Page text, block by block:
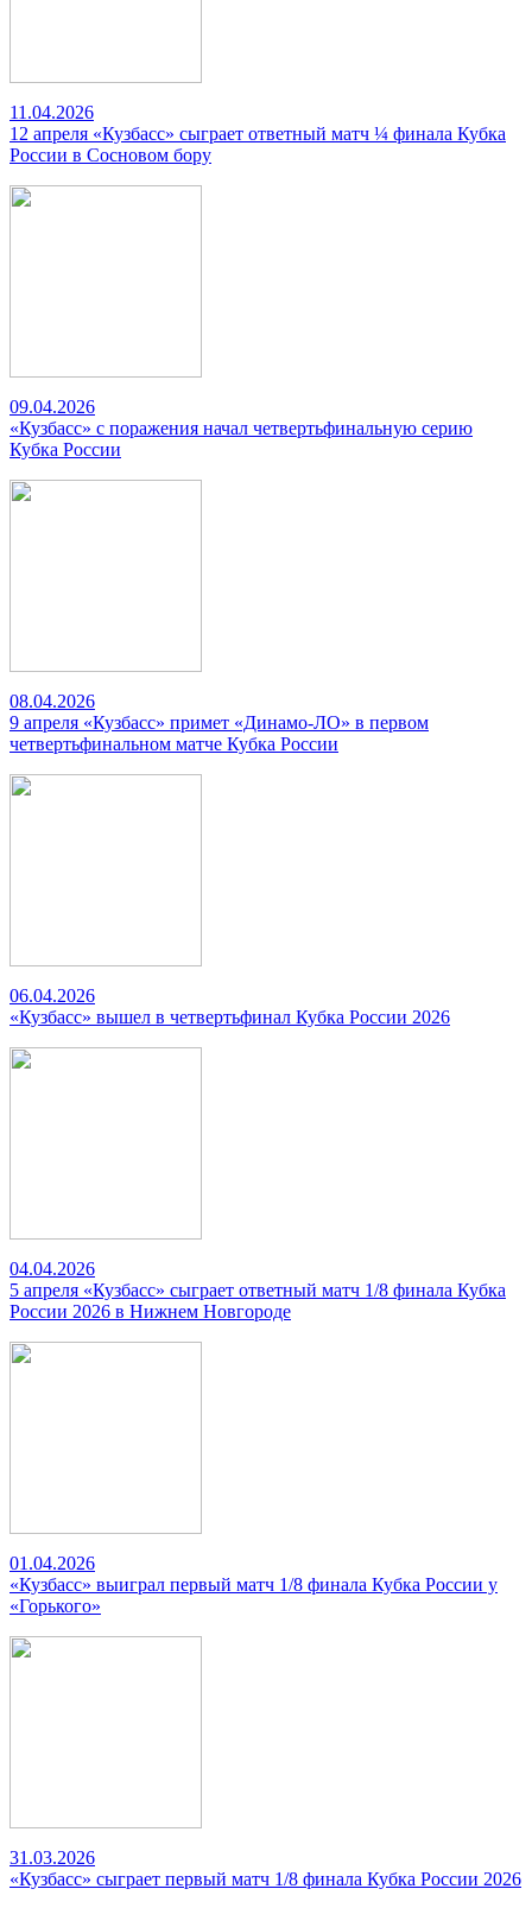
11.04.2026
12 апреля «Кузбасс» сыграет ответный матч ¼ финала Кубка
России в Сосновом бору
09.04.2026
«Кузбасс» с поражения начал четвертьфинальную серию
Кубка России
08.04.2026
9 апреля «Кузбасс» примет «Динамо-ЛО» в первом
четвертьфинальном матче Кубка России
06.04.2026
«Кузбасс» вышел в четвертьфинал Кубка России 2026
04.04.2026
5 апреля «Кузбасс» сыграет ответный матч 1/8 финала Кубка
России 2026 в Нижнем Новгороде
01.04.2026
«Кузбасс» выиграл первый матч 1/8 финала Кубка России у
«Горького»
31.03.2026
«Кузбасс» сыграет первый матч 1/8 финала Кубка России 2026